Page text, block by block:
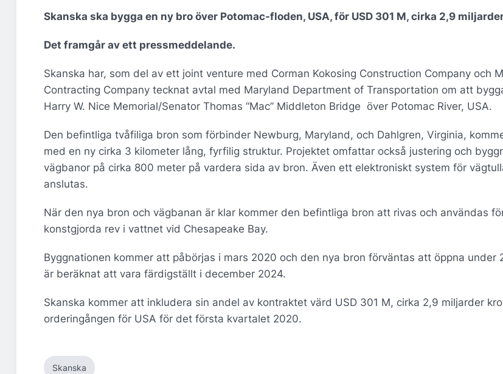
Skanska ska bygga en ny bro över Potomac-floden, USA, för USD 301 M, cirka 2,9
Det framgår av ett pressmeddelande.
Skanska har, som del av ett joint venture med Corman Kokosing Construction Company och
Contracting Company tecknat avtal med Maryland Department of Transportation om att
Harry W. Nice Memorial/Senator Thomas “Mac” Middleton Bridge över Potomac River, USA.
Den befintliga tvåfiliga bron som förbinder Newburg, Maryland, och Dahlgren, Virginia,
med en ny cirka 3 kilometer lång, fyrfilig struktur. Projektet omfattar också justering och
vägbanor på cirka 800 meter på vardera sida av bron. Även ett elektroniskt system för
anslutas.
När den nya bron och vägbanan är klar kommer den befintliga bron att rivas och användas
konstgjorda rev i vattnet vid Chesapeake Bay.
Byggnationen kommer att påbörjas i mars 2020 och den nya bron förväntas att öppna under
är beräknat att vara färdigställt i december 2024.
Skanska kommer att inkludera sin andel av kontraktet värd USD 301 M, cirka 2,9 miljarder
orderingången för USA för det första kvartalet 2020.
Skanska